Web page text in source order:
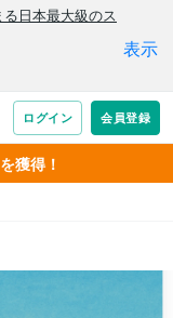
獲得！